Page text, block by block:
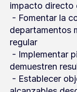
impacto directo
departamentos
regular
demuestren